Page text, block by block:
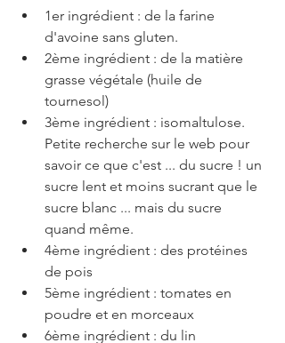
1er ingrédient : de la farine
d'avoine sans gluten.
2ème ingrédient : de la matière
grasse végétale (huile de
tournesol)
3ème ingrédient : isomaltulose.
Petite recherche sur le web pour
savoir ce que c'est ... du sucre ! un
sucre lent et moins sucrant que le
sucre blanc ... mais du sucre
quand même.
4ème ingrédient : des protéines
de pois
5ème ingrédient : tomates en
poudre et en morceaux
6ème ingrédient : du lin